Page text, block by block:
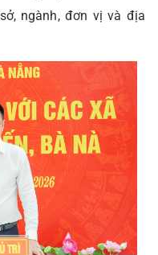
ngành, đơn vị và địa